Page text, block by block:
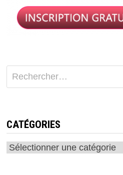
Rechercher :
CATÉGORIES
Catégories